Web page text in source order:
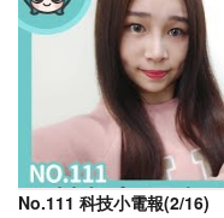
No.111 科技小電報(2/16)